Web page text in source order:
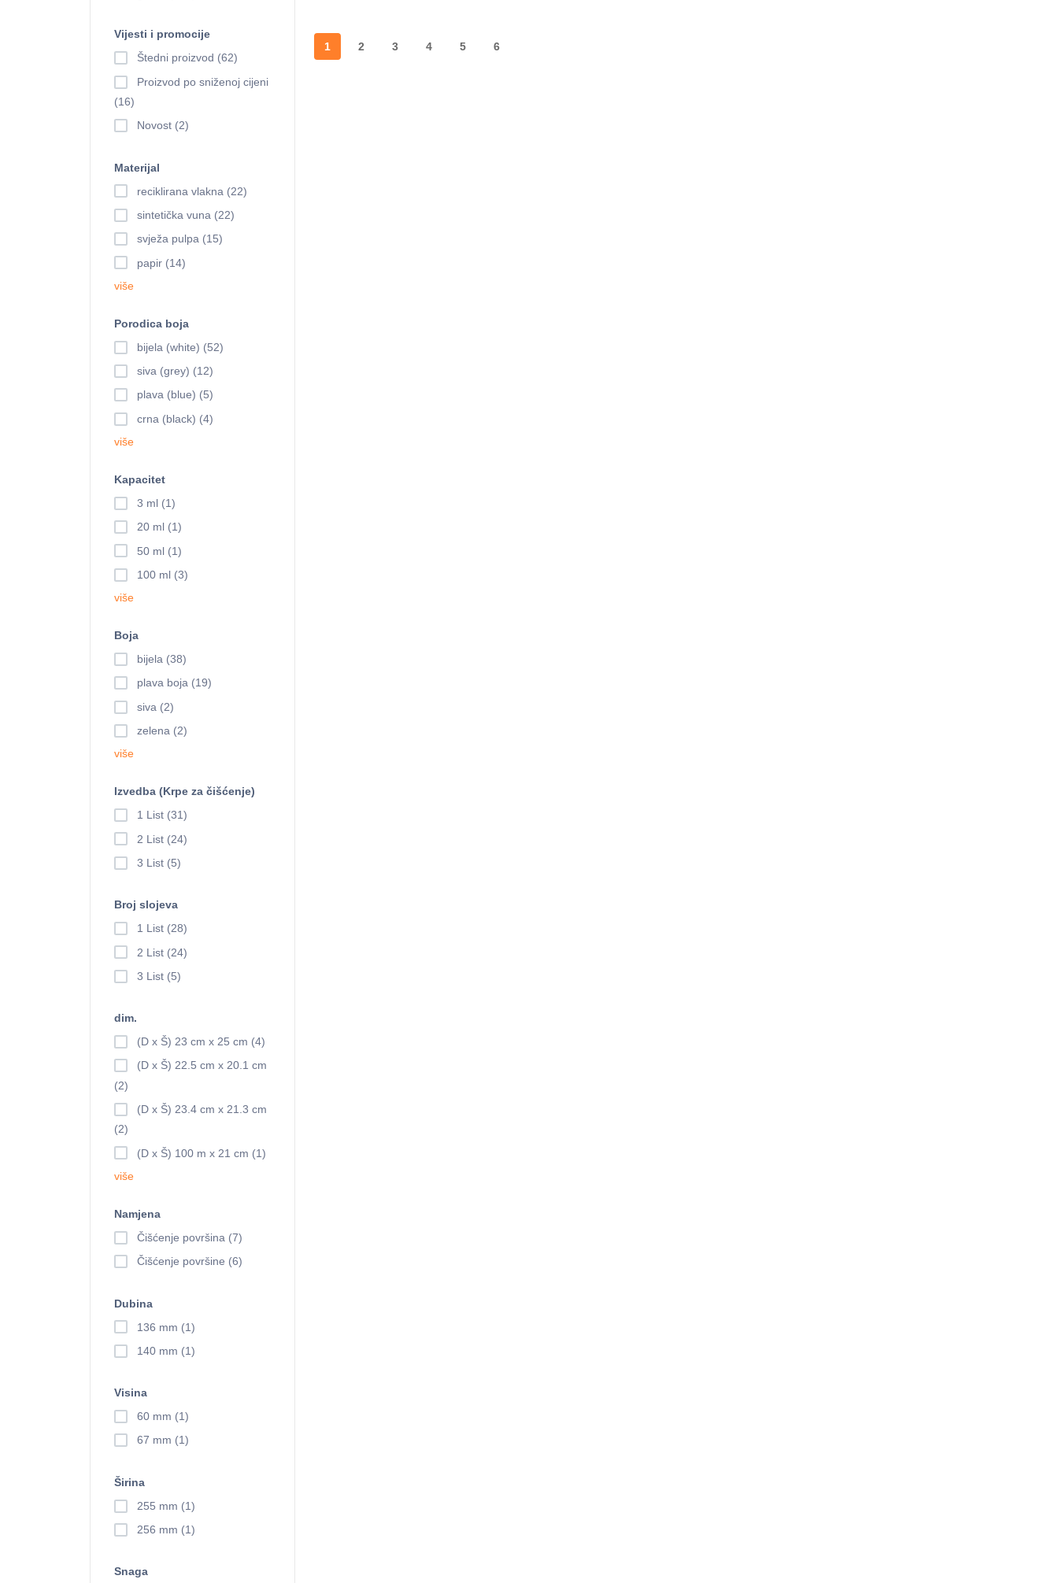
1 2 3 4 5 6
Vijesti i promocije
Štedni proizvod (62)
Proizvod po sniženoj cijeni
(16)
Novost (2)
Materijal
reciklirana vlakna (22)
sintetička vuna (22)
svježa pulpa (15)
papir (14)
više
Porodica boja
bijela (white) (52)
siva (grey) (12)
plava (blue) (5)
crna (black) (4)
više
Kapacitet
3 ml (1)
20 ml (1)
50 ml (1)
100 ml (3)
više
Boja
bijela (38)
plava boja (19)
siva (2)
zelena (2)
više
Izvedba (Krpe za čišćenje)
1 List (31)
2 List (24)
3 List (5)
Broj slojeva
1 List (28)
2 List (24)
3 List (5)
dim.
(D x Š) 23 cm x 25 cm (4)
(D x Š) 22.5 cm x 20.1 cm
(2)
(D x Š) 23.4 cm x 21.3 cm
(2)
(D x Š) 100 m x 21 cm (1)
više
Namjena
Čišćenje površina (7)
Čišćenje površine (6)
Dubina
136 mm (1)
140 mm (1)
Visina
60 mm (1)
67 mm (1)
Širina
255 mm (1)
256 mm (1)
Snaga